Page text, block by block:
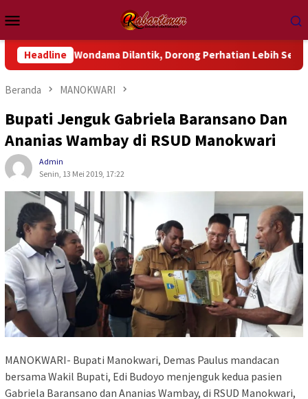
ke
kontenMobile
Headline
Wondama Dilantik, Dorong Perhatian Lebih Serius Terhadap
Beranda MANOKWARI
Bupati Jenguk Gabriela Baransano Dan
Ananias Wambay di RSUD Manokwari
Admin
Senin, 13 Mei 2019, 17:22
MANOKWARI- Bupati Manokwari, Demas Paulus mandacan
bersama Wakil Bupati, Edi Budoyo menjenguk kedua pasien
Gabriela Baransano dan Ananias Wambay, di RSUD Manokwari,